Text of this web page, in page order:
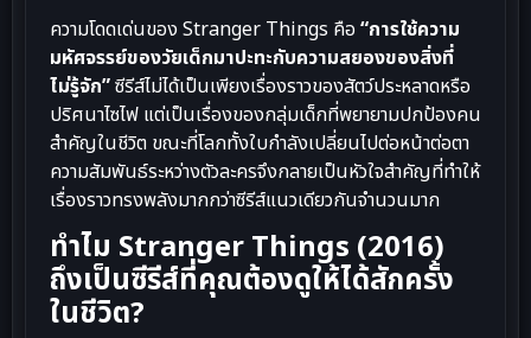
ความโดดเด่นของ Stranger Things คือ “การใช้ความ
มหัศจรรย์ของวัยเด็กมาปะทะกับความสยองของสิ่งที่
ไม่รู้จัก”ซีรีส์ไม่ได้เป็นเพียงเรื่องราวของสัตว์ประหลาดหรือ
ปริศนาไซไฟ แต่เป็นเรื่องของกลุ่มเด็กที่พยายามปกป้องคน
สำคัญในชีวิต ขณะที่โลกทั้งใบกำลังเปลี่ยนไปต่อหน้าต่อตา
ความสัมพันธ์ระหว่างตัวละครจึงกลายเป็นหัวใจสำคัญที่ทำให้
เรื่องราวทรงพลังมากกว่าซีรีส์แนวเดียวกันจำนวนมาก
ทำไม Stranger Things (2016)
ถึงเป็นซีรีส์ที่คุณต้องดูให้ได้สักครั้ง
ในชีวิต?